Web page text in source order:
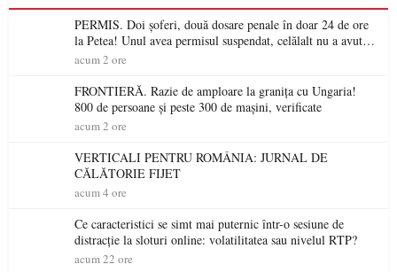
PERMIS. Doi șoferi, două dosare penale în doar 24 de ore
la Petea! Unul avea permisul suspendat, celălalt nu a avut
niciodată permis
acum 2 ore
FRONTIERĂ. Razie de amploare la granița cu Ungaria!
800 de persoane și peste 300 de mașini, verificate
acum 2 ore
VERTICALI PENTRU ROMÂNIA: JURNAL DE
CĂLĂTORIE FIJET
acum 4 ore
Ce caracteristici se simt mai puternic într-o sesiune de
distracție la sloturi online: volatilitatea sau nivelul RTP?
acum 22 ore